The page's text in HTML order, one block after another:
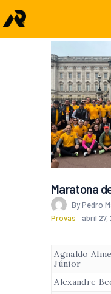
Maratona
By Pedro
Provas
abril 27,
Agnaldo
Júnior
Alexandre